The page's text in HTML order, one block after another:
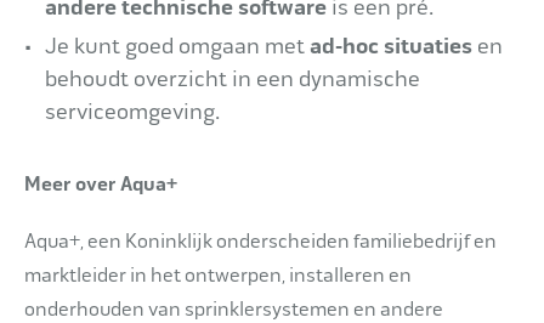
andere technische software is een pré.
Je kunt goed omgaan met ad-hoc situaties en
behoudt overzicht in een dynamische
serviceomgeving.
Meer over Aqua+
Aqua+, een Koninklijk onderscheiden familiebedrijf en
marktleider in het ontwerpen, installeren en
onderhouden van sprinklersystemen en andere